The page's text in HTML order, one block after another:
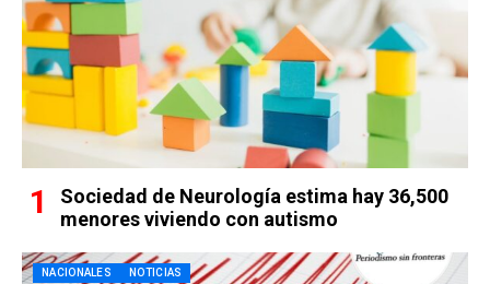
Sociedad de Neurología estima hay 36,500
menores viviendo con autismo
NACIONALES NOTICIAS